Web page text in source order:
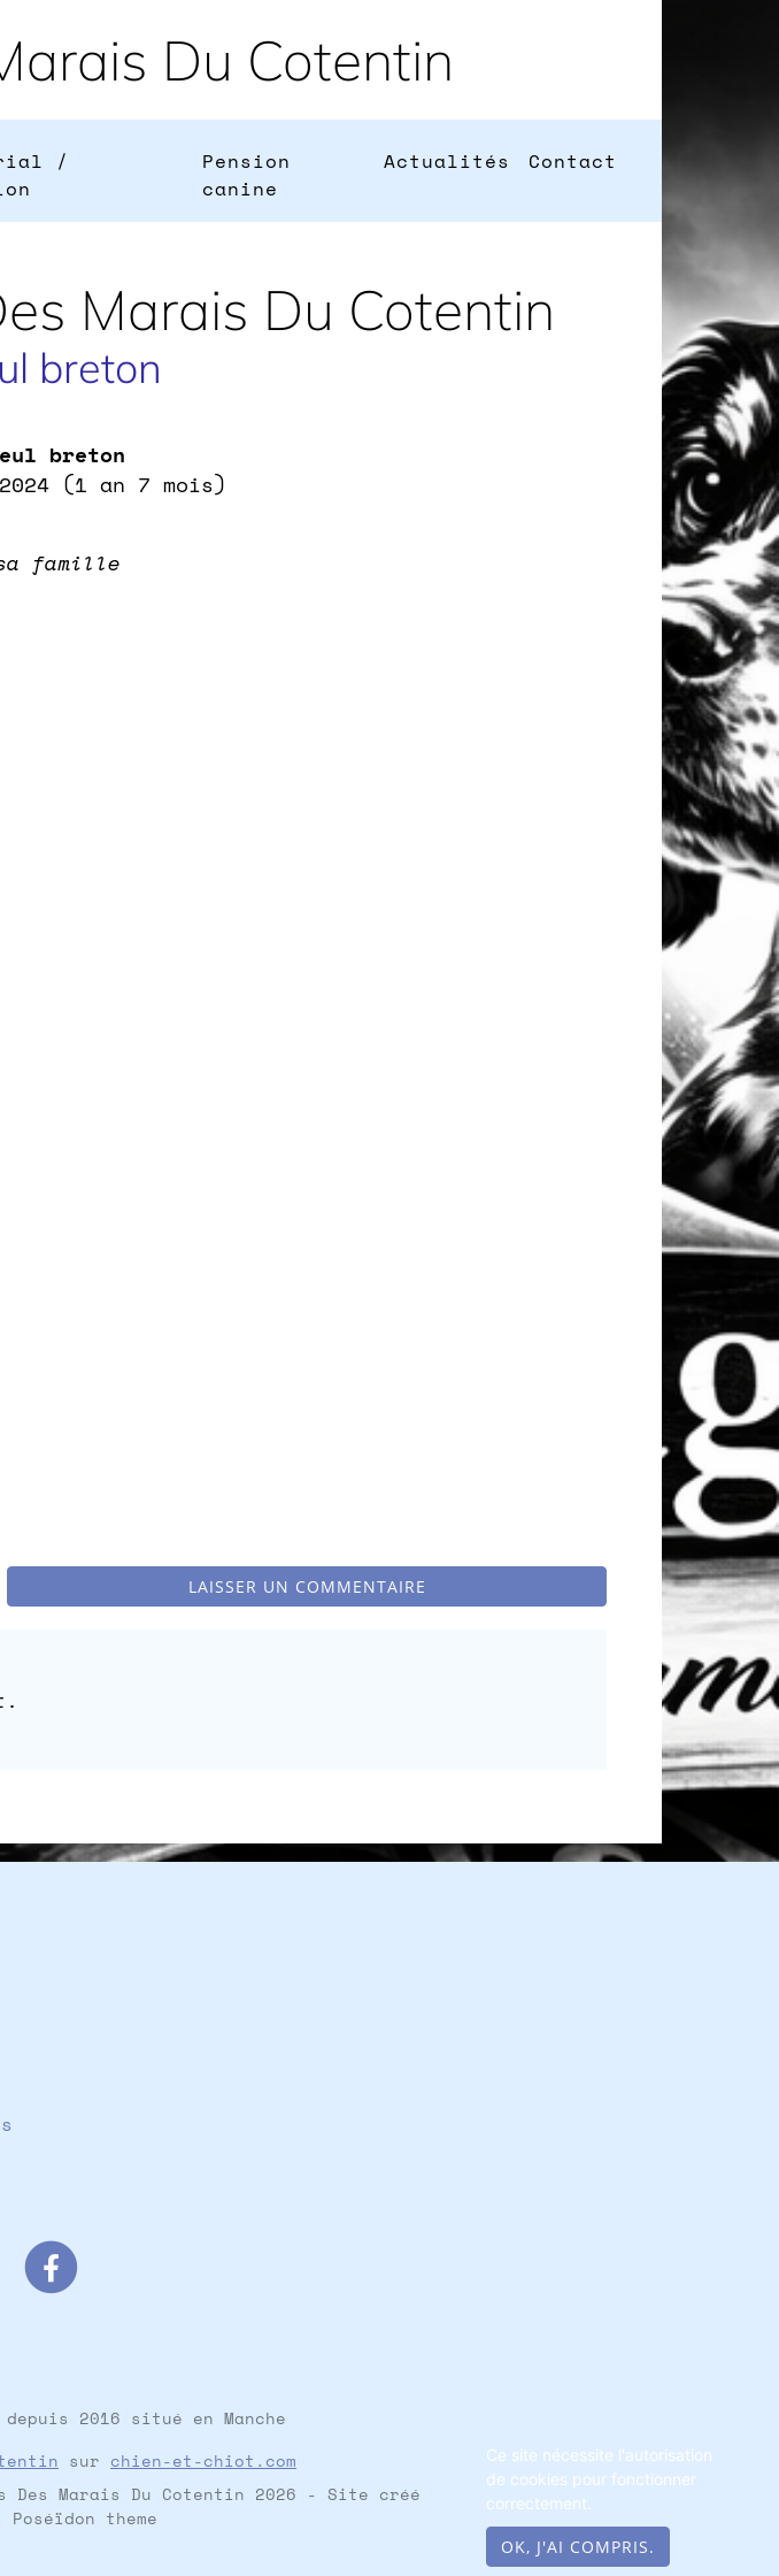
Du Cotentin
/
Pension
canine
Actualités Contact
Marais Du Cotentin
breton
breton
(1 an 7 mois)
famille
LAISSER UN COMMENTAIRE
2016 situé en Manche
sur chien-et-chiot.com
Des Marais Du Cotentin 2026 - Site créé
Poséïdon theme
Ce site nécessite l'autorisation
de cookies pour fonctionner
correctement.
OK, J'AI COMPRIS.